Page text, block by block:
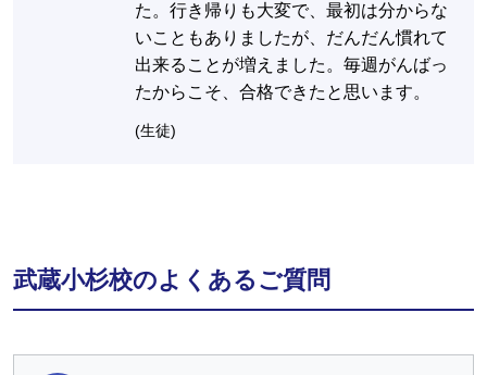
た。行き帰りも大変で、最初は分からな
いこともありましたが、だんだん慣れて
出来ることが増えました。毎週がんばっ
たからこそ、合格できたと思います。
(生徒)
武蔵小杉校のよくあるご質問